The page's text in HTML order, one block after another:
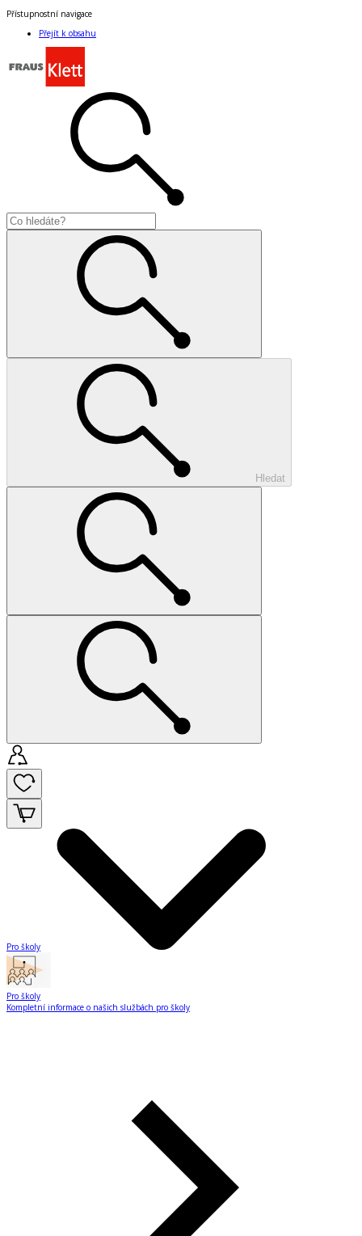
Přístupnostní navigace
Přejít k obsahu
Hledat
Pro školy
Pro školy
Kompletní informace o našich službách pro školy